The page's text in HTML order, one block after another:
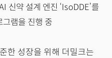
신약 설계 엔진 ‘IsoDDE’를
그램을 진행 중
한 성장을 위해 더밀크는